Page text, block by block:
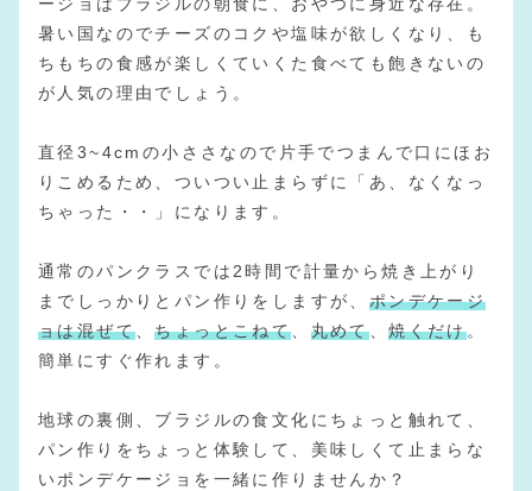
暑い国なのでチーズのコクや塩味が欲しくなり、も
ちもちの食感が楽しくていくた食べても飽きないの
が人気の理由でしょう。
直径3~4cmの小ささなので片手でつまんで口にほお
りこめるため、ついつい止まらずに「あ、なくなっ
ちゃった・・」になります。
通常のパンクラスでは2時間で計量から焼き上がり
までしっかりとパン作りをしますが、 ポンデケージ
ョは混ぜて 、ちょっとこねて 丸めて、焼くだけ。
簡単にすぐ作れます。
地球の裏側、ブラジルの食文化にちょっと触れて、
パン作りをちょっと体験して、美味しくて止まらな
いポンデケージョを一緒に作りませんか？